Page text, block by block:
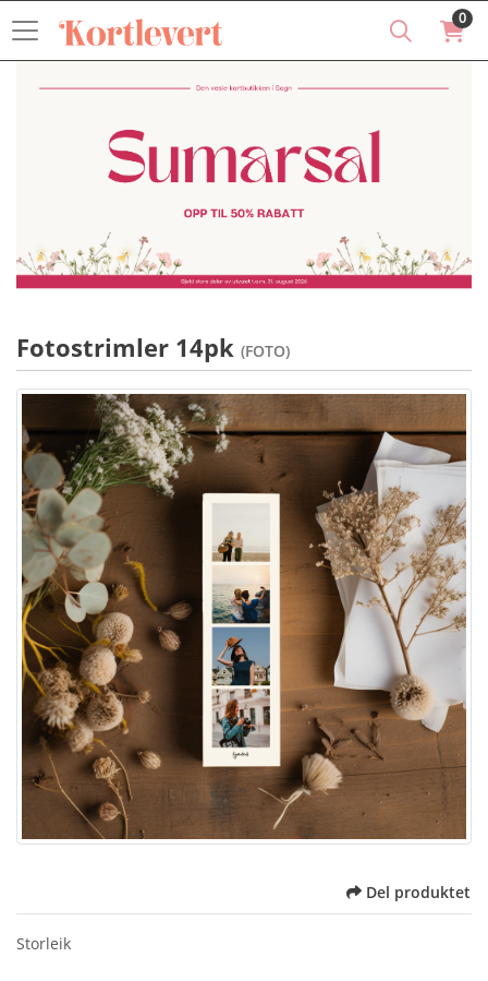
0
Fotostrimler 14pk (FOTO)
Del produktet
Storleik